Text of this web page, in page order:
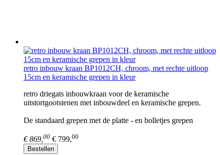
retro inbouw kraan BP1012CH, chroom, met rechte uitloop
15cm en keramische grepen in kleur
retro driegats inbouwkraan voor de keramische
uitstortgootstenen met inbouwdeel en keramische grepen.
De standaard grepen met de platte - en bolletjes grepen
€ 869, 00 € 799,00
Bestellen